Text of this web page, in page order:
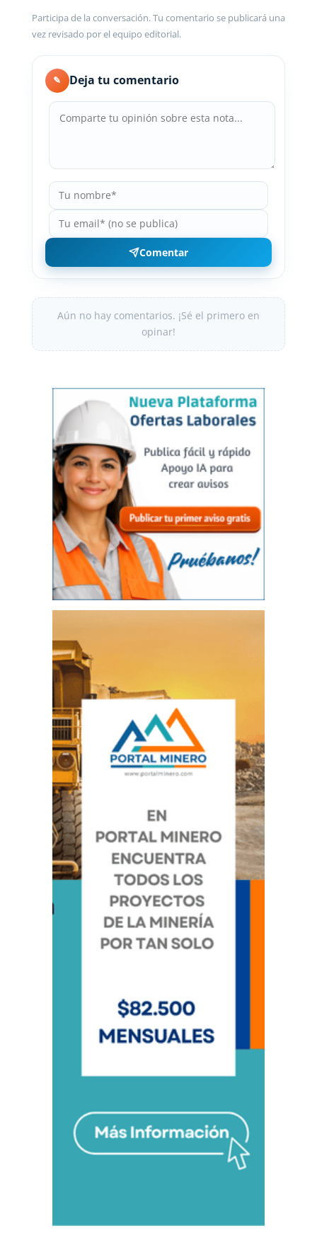
Participa de la conversación. Tu comentario se publicará una
vez revisado por el equipo editorial.
✎ Deja tu comentario
Comentar
Aún no hay comentarios. ¡Sé el primero en
opinar!